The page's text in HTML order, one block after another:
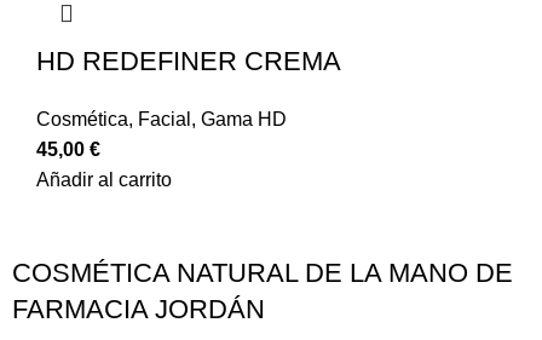
HD REDEFINER CREMA
Cosmética, Facial , Gama HD
45,00 €
Añadir al carrito
COSMÉTICA NATURAL DE LA MANO DE
FARMACIA JORDÁN